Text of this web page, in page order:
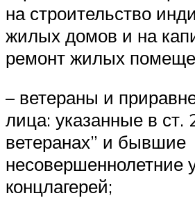
на строительство
жилых домов и на
ремонт жилых
– ветераны и
лица: указанные в
ветеранах” и бывшие
несовершеннолетние
концлагерей;